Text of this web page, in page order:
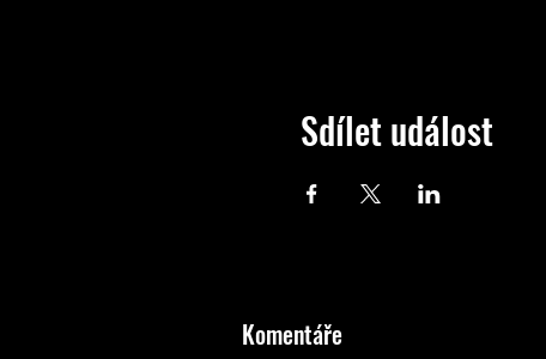
Sdílet událost
Komentáře